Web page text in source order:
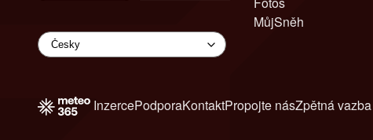
MůjSněh
InzercePodporaKontaktPropojte násZpětná vazba